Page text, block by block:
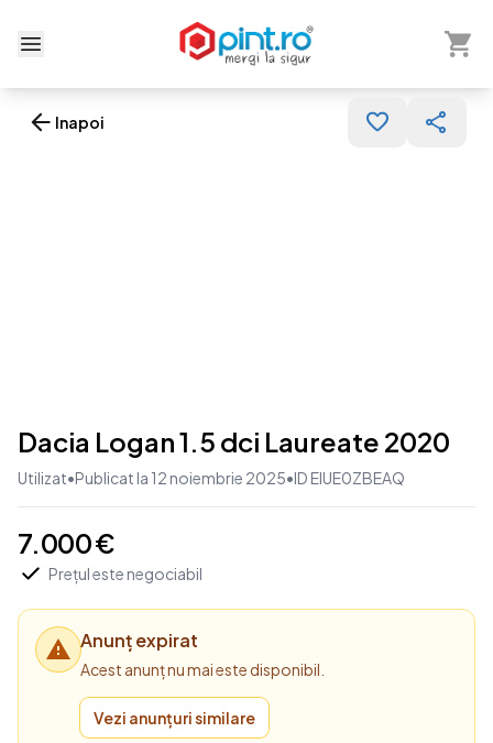
Deschide meniu
Arată
Inapoi
Dacia Logan 1.5 dci Laureate 2020
Utilizat•Publicat la 12 noiembrie 2025•ID EIUE0ZBEAQ
7.000 €
Prețul este negociabil
Anunț expirat
Acest anunț nu mai este disponibil.
Vezi anunțuri similare